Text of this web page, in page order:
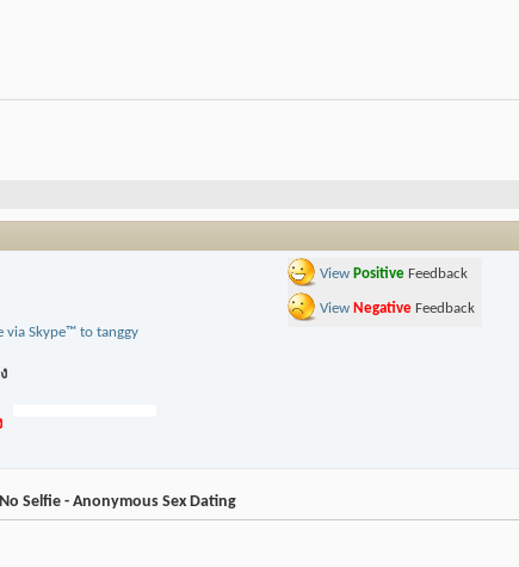
View Positive Feedback
View Negative Feedback
Selfie - Anonymous Sex Dating